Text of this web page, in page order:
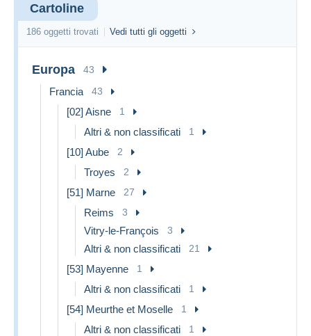
Cartoline
186 oggetti trovati Vedi tutti gli oggetti
Europa 43
Francia 43
[02] Aisne 1
Altri & non classificati 1
[10] Aube 2
Troyes 2
[51] Marne 27
Reims 3
Vitry-le-François 3
Altri & non classificati 21
[53] Mayenne 1
Altri & non classificati 1
[54] Meurthe et Moselle 1
Altri & non classificati 1